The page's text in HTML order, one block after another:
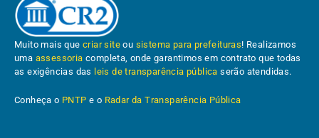
Muito mais quecriar site ou sistema para prefeituras! Realizamos
uma assessoria completa, onde garantimos em contrato que todas
as exigências das leis de transparência pública serão atendidas.
Conheça o PNTP e o Radar da Transparência Pública